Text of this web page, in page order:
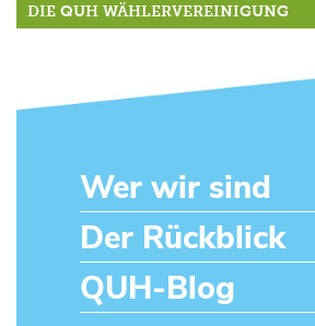
DIE QUH WÄHLERVEREINIGUNG
Wer wir sind
Der Rückblick
QUH-Blog